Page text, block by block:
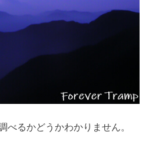
べるかどうかわかりません。